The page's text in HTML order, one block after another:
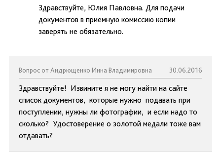
Здравствуйте, Юлия Павловна. Для подачи
документов в приемную комиссию копии
заверять не обязательно.
Вопрос от Андрющенко Инна Владимировна 30.06.2016
Здравствуйте! Извините я не могу найти на сайте
список документов, которые нужно подавать при
поступлении, нужны ли фотографии, и если надо то
сколько? Удостоверение о золотой медали тоже вам
отдавать?